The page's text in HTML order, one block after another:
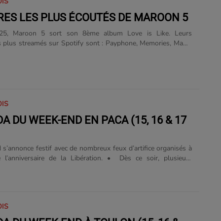
LES PLUS ÉCOUTÉS DE MAROON 5
Maroon 5 sort son 8ème album Love is Like. Leurs
plus streamés sur Spotify sont : Payphone, Memories, Maps,
DU WEEK-END EN PACA (15, 16 & 17
s’annonce festif avec de nombreux feux d’artifice organisés à
l’anniversaire de la Libération. • Dès ce soir, plusieurs
également son ciel.Pour connaître l’ensemble des
de chez vous, n’hésitez......